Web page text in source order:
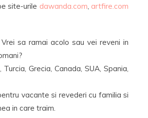
site-urile dawanda.com, artfire.com
sa ramai acolo sau vei reveni in
Grecia, Canada, SUA, Spania,
vacante si revederi cu familia si
in care traim.